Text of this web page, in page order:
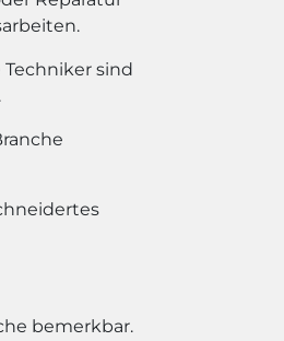
sind
bemerkbar.